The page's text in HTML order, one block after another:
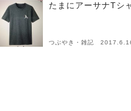
たまにアーサナTシ
つぶやき・雑記